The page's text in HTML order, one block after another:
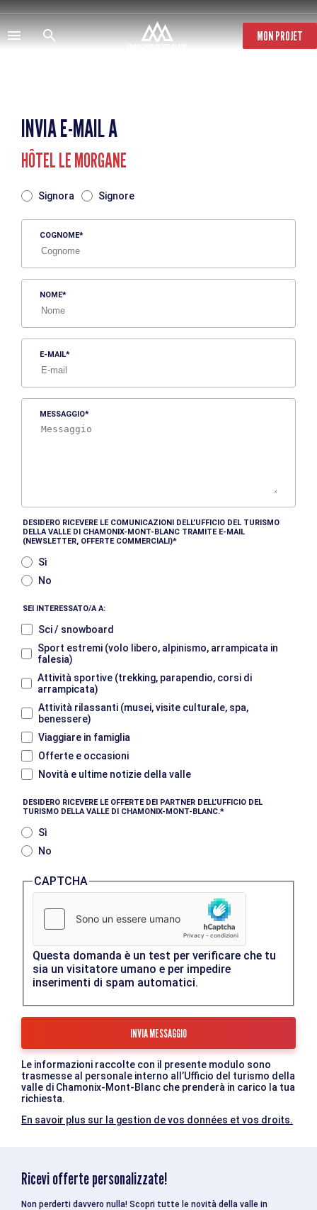
Salta
al
contenuto
principale
MON PROJET
INVIA E-MAIL A
HÔTEL LE MORGANE
Signora Signore
COGNOME
NOME
E-MAIL
MESSAGGIO
DESIDERO RICEVERE LE COMUNICAZIONI DELL’UFFICIO DEL TURISMO
DELLA VALLE DI CHAMONIX-MONT-BLANC TRAMITE E-MAIL
(NEWSLETTER, OFFERTE COMMERCIALI)
Sì
No
SEI INTERESSATO/A A:
Sci / snowboard
Sport estremi (volo libero, alpinismo, arrampicata in
falesia)
Attività sportive (trekking, parapendio, corsi di
arrampicata)
Attività rilassanti (musei, visite culturale, spa,
benessere)
Viaggiare in famiglia
Offerte e occasioni
Novità e ultime notizie della valle
DESIDERO RICEVERE LE OFFERTE DEI PARTNER DELL’UFFICIO DEL
TURISMO DELLA VALLE DI CHAMONIX-MONT-BLANC.
Sì
No
CAPTCHA
Questa domanda è un test per verificare che tu
sia un visitatore umano e per impedire
inserimenti di spam automatici.
Le informazioni raccolte con il presente modulo sono
trasmesse al personale interno all’Ufficio del turismo della
valle di Chamonix-Mont-Blanc che prenderà in carico la tua
richiesta.
En savoir plus sur la gestion de vos données et vos droits.
Ricevi offerte personalizzate!
Non perderti davvero nulla! Scopri tutte le novità della valle in